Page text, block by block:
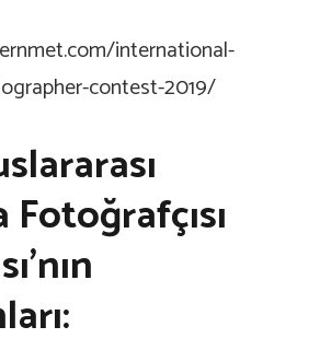
international-
contest-2019/